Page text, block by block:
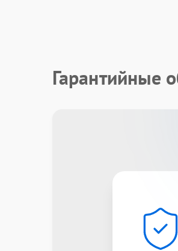
Гарантийные